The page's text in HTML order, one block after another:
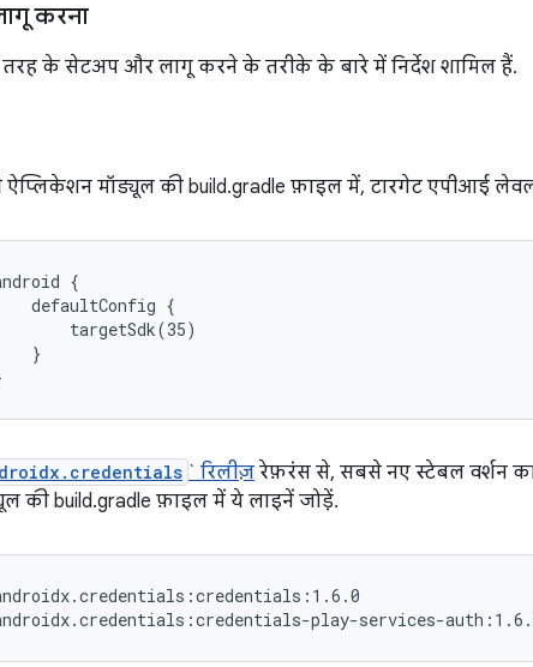
करना
के सेटअप और लागू करने के तरीके के बारे में निर्देश शामिल हैं.
मॉड्यूल की build.gradle फ़ाइल में, टारगेट एपीआई
{
defaultConfig {
targetSdk(35)
}
` रिलीज़ रेफ़रंस से, सबसे नए स्टेबल वर्शन
की build.gradle फ़ाइल में ये लाइनें जोड़ें.